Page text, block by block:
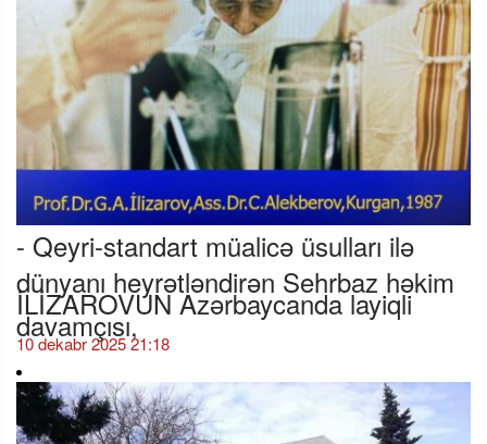
- Qeyri-standart müalicə üsulları ilə
dünyanı heyrətləndirən Sehrbaz həkim
İLİZAROVUN Azərbaycanda layiqli
davamçısı,
10 dekabr 2025 21:18